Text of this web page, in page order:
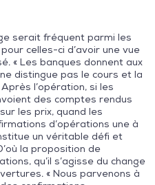
serait fréquent parmi les
celles-ci d’avoir une vue
« Les banques donnent aux
distingue pas le cours et la
l’opération, si les
des comptes rendus
les prix, quand les
d’opérations une à
un véritable défi et
la proposition de
qu’il s’agisse du change
« Nous parvenons à